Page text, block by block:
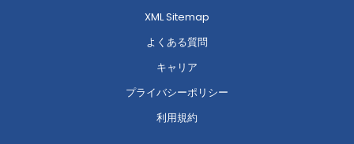
XML Sitemap
よくある質問
キャリア
プライバシーポリシー
利用規約